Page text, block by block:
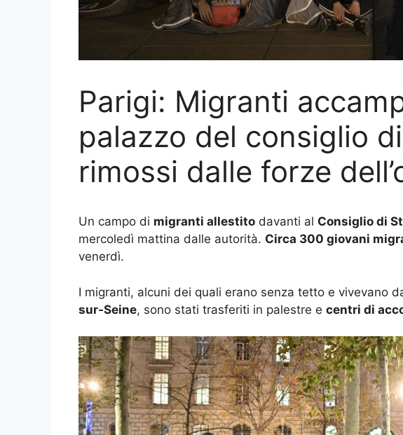
Parigi: Migranti
palazzo del consiglio
rimossi dalle forze
Un campo di migranti allestito davanti al Consiglio di
mercoledì mattina dalle autorità. Circa 300 giovani
venerdì.
I migranti, alcuni dei quali erano senza tetto e vivevano
sur-Seine, sono stati trasferiti in palestre e centri di